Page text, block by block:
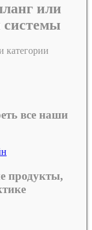
или
системы
категории
все наши
продукты,